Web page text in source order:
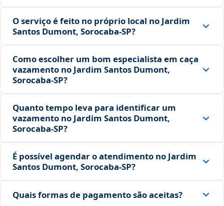
O serviço é feito no próprio local no Jardim
Santos Dumont, Sorocaba‑SP?
Como escolher um bom especialista em caça
vazamento no Jardim Santos Dumont,
Sorocaba‑SP?
Quanto tempo leva para identificar um
vazamento no Jardim Santos Dumont,
Sorocaba‑SP?
É possível agendar o atendimento no Jardim
Santos Dumont, Sorocaba‑SP?
Quais formas de pagamento são aceitas?